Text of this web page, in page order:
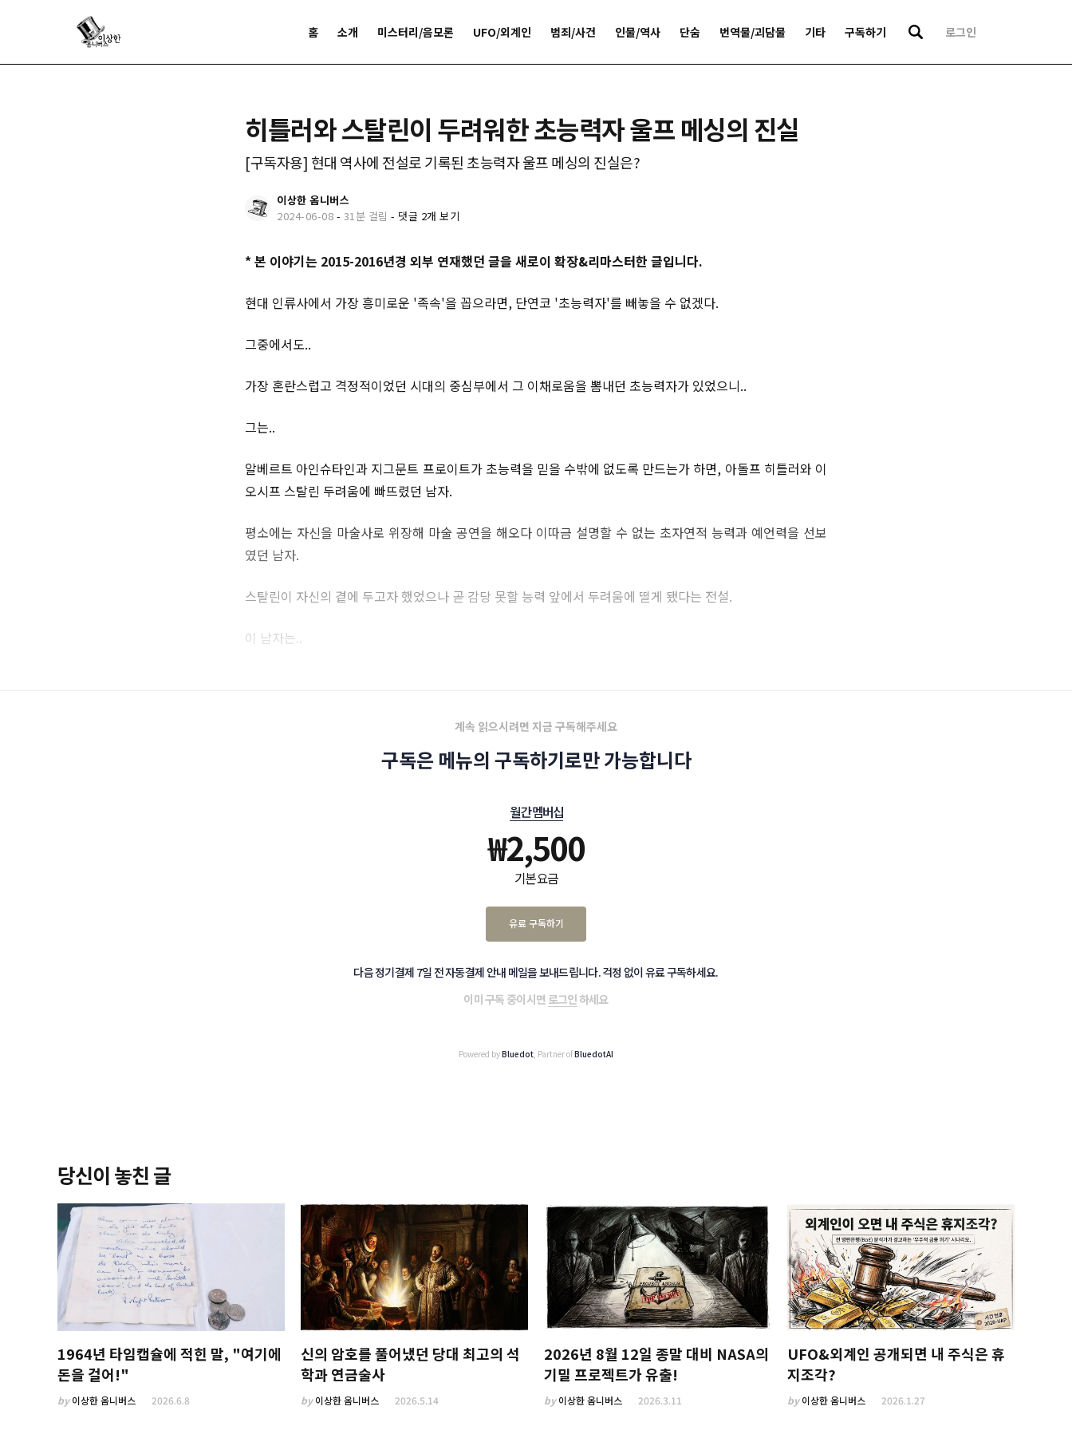
홈 소개 미스터리/음모론 UFO/외계인 범죄/사건 인물/역사 단숨 번역물/괴담물 기타 구독하기 로그인
히틀러와 스탈린이 두려워한 초능력자 울프 메싱의 진실
[구독자용] 현대 역사에 전설로 기록된 초능력자 울프 메싱의 진실은?
이상한 옴니버스
2024-06-08 - 31분 걸림 - 댓글 2개 보기
* 본 이야기는 2015-2016년경 외부 연재했던 글을 새로이 확장&리마스터한 글입니다.
현대 인류사에서 가장 흥미로운 '족속'을 꼽으라면, 단연코 '초능력자'를 빼놓을 수 없겠다.
그중에서도..
가장 혼란스럽고 격정적이었던 시대의 중심부에서 그 이채로움을 뽐내던 초능력자가 있었으니..
그는..
알베르트 아인슈타인과 지그문트 프로이트가 초능력을 믿을 수밖에 없도록 만드는가 하면, 아돌프 히틀러와 이
오시프 스탈린 두려움에 빠뜨렸던 남자.
평소에는 자신을 마술사로 위장해 마술 공연을 해오다 이따금 설명할 수 없는 초자연적 능력과 예언력을 선보
였던 남자.
스탈린이 자신의 곁에 두고자 했었으나 곧 감당 못할 능력 앞에서 두려움에 떨게 됐다는 전설.
이 남자는..
계속 읽으시려면 지금 구독해주세요
구독은 메뉴의 구독하기로만 가능합니다
월간 멤버십
₩2,500
기본 요금
유료 구독하기
다음 정기결제 7일 전 자동결제 안내 메일을 보내드립니다. 걱정 없이 유료 구독하세요.
이미 구독 중이시면 로그인하세요
Powered byBluedot, Partner ofBluedotAI
당신이 놓친 글
1964년 타임캡슐에 적힌 말, "여기에
돈을 걸어!"
by이상한 옴니버스 2026.6.8
신의 암호를 풀어냈던 당대 최고의 석
학과 연금술사
by이상한 옴니버스 2026.5.14
2026년 8월 12일 종말 대비 NASA의
기밀 프로젝트가 유출!
by이상한 옴니버스 2026.3.11
UFO&외계인 공개되면 내 주식은 휴
지조각?
by이상한 옴니버스 2026.1.27